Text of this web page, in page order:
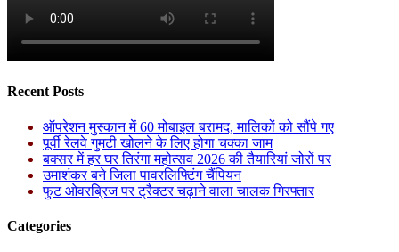
Recent Posts
ऑपरेशन मुस्कान में 60 मोबाइल बरामद, मालिकों को सौंपे गए
पूर्वी रेलवे गुमटी खोलने के लिए होगा चक्का जाम
बक्सर में हर घर तिरंगा महोत्सव 2026 की तैयारियां जोरों पर
उमाशंकर बने जिला पावरलिफ्टिंग चैंपियन
फुट ओवरब्रिज पर ट्रैक्टर चढ़ाने वाला चालक गिरफ्तार
Categories